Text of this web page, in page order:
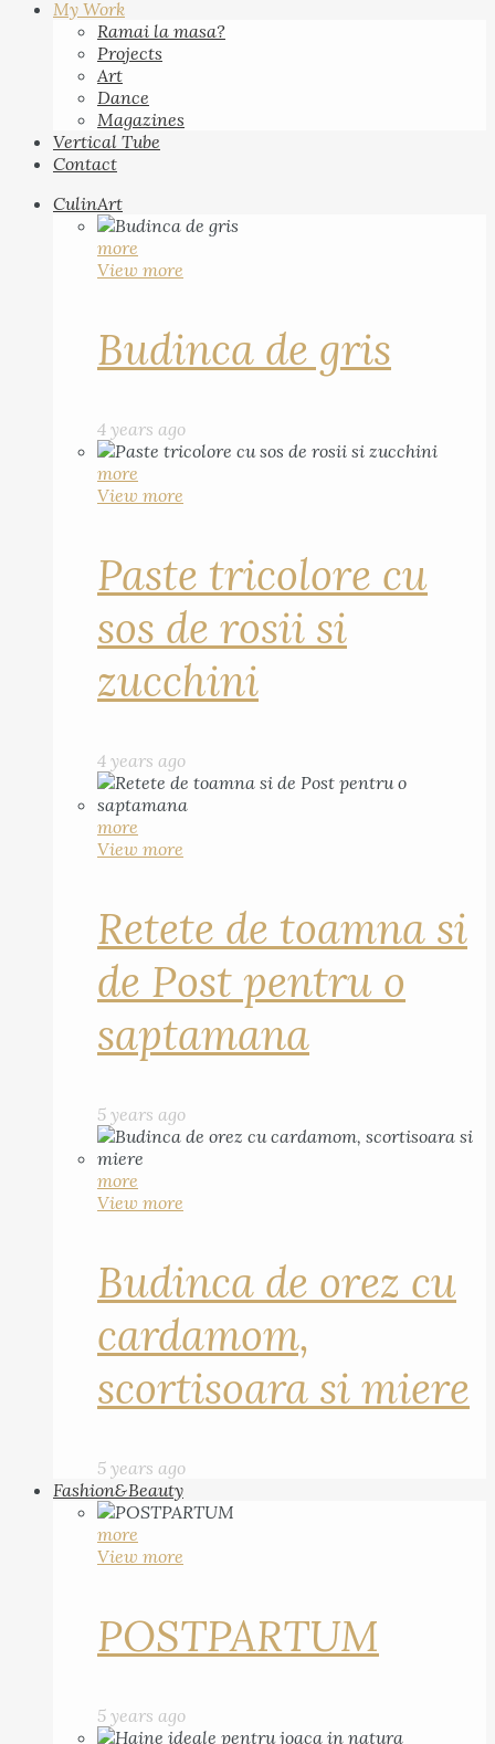
My Work
Ramai la masa?
Projects
Art
Dance
Magazines
Vertical Tube
Contact
CulinArt
more
View more
Budinca de gris
4 years ago
more
View more
Paste tricolore cu
sos de rosii si
zucchini
4 years ago
more
View more
Retete de toamna si
de Post pentru o
saptamana
5 years ago
more
View more
Budinca de orez cu
cardamom,
scortisoara si miere
5 years ago
Fashion&Beauty
more
View more
POSTPARTUM
5 years ago